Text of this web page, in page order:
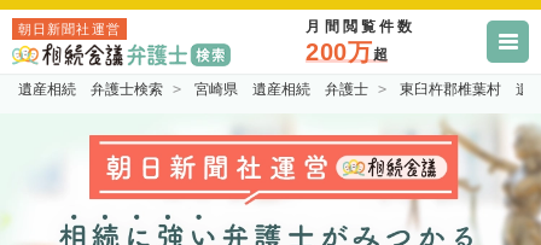
朝日新聞社運営 月間閲覧件数
200万超
遺産相続 弁護士検索 宮崎県 遺産相続 弁護士 東臼杵郡椎葉村 遺